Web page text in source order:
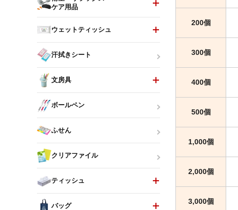
200個
300個
400個
500個
1,000個
2,000個
3,000個
ケア用品
ウェットティッシュ
汗拭きシート
文房具
ボールペン
ふせん
クリアファイル
ティッシュ
バッグ